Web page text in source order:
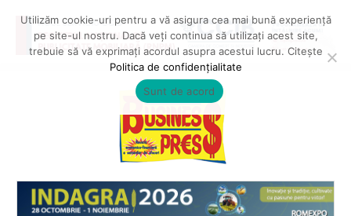
Utilizăm cookie-uri pentru a vă asigura cea mai bună experiență
pe site-ul nostru. Dacă veți continua să utilizați acest site,
trebuie să vă exprimați acordul asupra acestui lucru. Citește
Politica de confidențialitate
Sunt de acord